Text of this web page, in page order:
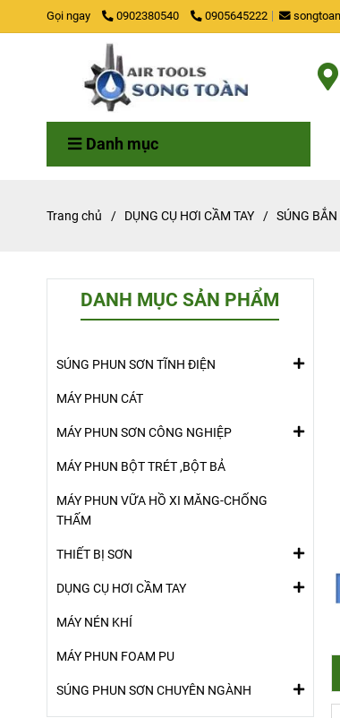
Gọi ngay 0902380540 0905645222
Danh mục
Trang chủ / DỤNG CỤ HƠI CẦM TAY / SÚNG
DANH MỤC SẢN PHẨM
SÚNG PHUN SƠN TĨNH ĐIỆN
MÁY PHUN CÁT
MÁY PHUN SƠN CÔNG NGHIỆP
MÁY PHUN BỘT TRÉT ,BỘT BẢ
MÁY PHUN VỮA HỒ XI MĂNG-CHỐNG
THẤM
THIẾT BỊ SƠN
DỤNG CỤ HƠI CẦM TAY
MÁY NÉN KHÍ
MÁY PHUN FOAM PU
SÚNG PHUN SƠN CHUYÊN NGÀNH